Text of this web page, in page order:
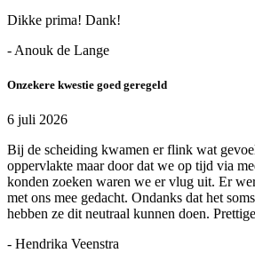
Dikke prima! Dank!
- Anouk de Lange
Onzekere kwestie goed geregeld
6 juli 2026
Bij de scheiding kwamen er flink wat
oppervlakte maar door dat we op tijd via
konden zoeken waren we er vlug uit. Er
met ons mee gedacht. Ondanks dat het
hebben ze dit neutraal kunnen doen.
- Hendrika Veenstra